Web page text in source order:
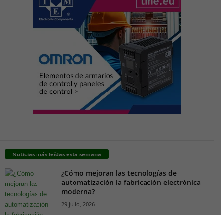
Noticias más leídas esta semana
¿Cómo mejoran las tecnologías de
automatización la fabricación electrónica
moderna?
29 julio, 2026